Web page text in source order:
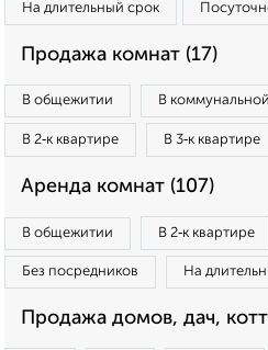
На длительный срок
Продажа комнат (17)
В общежитии В
В 2‑к квартире В 3‑к квартире
Аренда комнат (107)
В общежитии В 2‑к квартире
Без посредников На
Продажа домов, дач,